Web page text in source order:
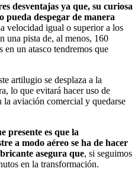
desventajas ya que, su curiosa
pueda despegar de manera
velocidad igual o superior a los
una pista de, al menos, 160
en un atasco tendremos que
artilugio se desplaza a la
lo que evitará hacer uso de
aviación comercial y quedarse
presente es que la
a modo aéreo se ha de hacer
asegura que, si seguimos
en la transformación.